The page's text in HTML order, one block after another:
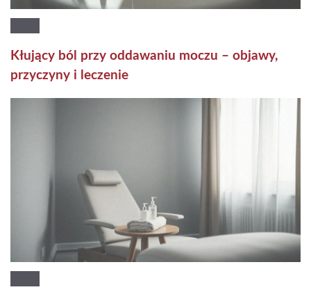
Kłujący ból przy oddawaniu moczu – objawy,
przyczyny i leczenie